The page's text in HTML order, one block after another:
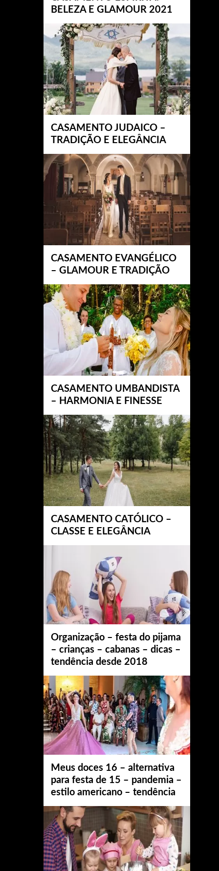
BELEZA E GLAMOUR 2021
CASAMENTO JUDAICO –
TRADIÇÃO E ELEGÂNCIA
CASAMENTO EVANGÉLICO
– GLAMOUR E TRADIÇÃO
CASAMENTO UMBANDISTA
– HARMONIA E FINESSE
CASAMENTO CATÓLICO –
CLASSE E ELEGÂNCIA
Organização – festa do pijama
– crianças – cabanas – dicas –
tendência desde 2018
Meus doces 16 – alternativa
para festa de 15 – pandemia –
estilo americano – tendência